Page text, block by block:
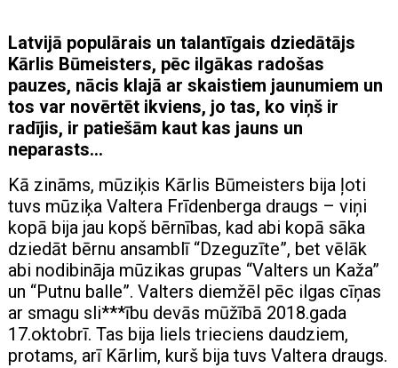
Latvijā populārais un talantīgais dziedātājs
Kārlis Būmeisters, pēc ilgākas radošas
pauzes, nācis klajā ar skaistiem jaunumiem un
tos var novērtēt ikviens, jo tas, ko viņš ir
radījis, ir patiešām kaut kas jauns un
neparasts…
Kā zināms, mūziķis Kārlis Būmeisters bija ļoti
tuvs mūziķa Valtera Frīdenberga draugs – viņi
kopā bija jau kopš bērnības, kad abi kopā sāka
dziedāt bērnu ansamblī “Dzeguzīte”, bet vēlāk
abi nodibināja mūzikas grupas “Valters un Kaža”
un “Putnu balle”. Valters diemžēl pēc ilgas cīņas
ar smagu sli***ību devās mūžībā 2018.gada
17.oktobrī. Tas bija liels trieciens daudziem,
protams, arī Kārlim, kurš bija tuvs Valtera draugs.